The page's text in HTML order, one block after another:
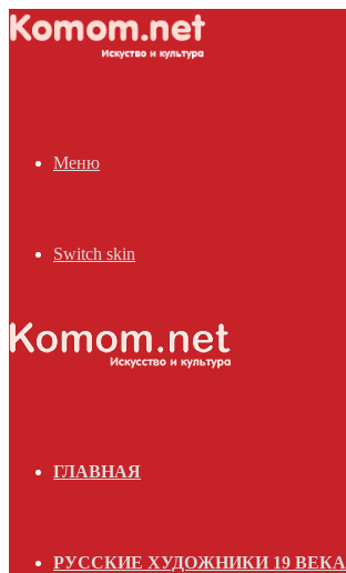
Меню
Switch skin
ГЛАВНАЯ
РУССКИЕ ХУДОЖНИКИ 19 ВЕКА